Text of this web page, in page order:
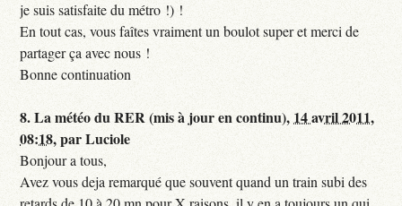
je suis satisfaite du métro !) !
En tout cas, vous faîtes vraiment un boulot super et merci de
partager ça avec nous !
Bonne continuation
8.La météo du RER (mis à jour en continu), 14 avril 2011,
08:18,parLuciole
Bonjour a tous,
Avez vous deja remarqué que souvent quand un train subi des